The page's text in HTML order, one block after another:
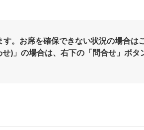
。お席を確保できない状況の場合は
)」の場合は、右下の「問合せ」ボタ